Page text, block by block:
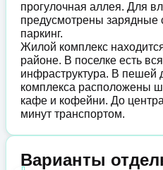
прогулочная аллея. Для
предусмотрены зарядные
паркинг.
Жилой комплекс
районе. В поселке есть
инфраструктура. В пешей
комплекса расположены
кафе и кофейни. До
минут транспортом.
Варианты